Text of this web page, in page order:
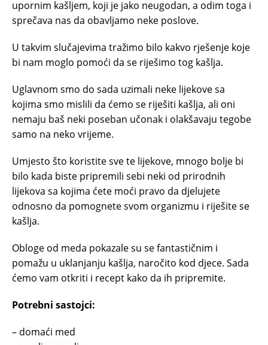
upornim kašljem, koji je jako neugodan, a odim toga i
sprečava nas da obavljamo neke poslove.
U takvim slučajevima tražimo bilo kakvo rješenje koje
bi nam moglo pomoći da se riješimo tog kašlja.
Uglavnom smo do sada uzimali neke lijekove sa
kojima smo mislili da ćemo se riješiti kašlja, ali oni
nemaju baš neki poseban učonak i olakšavaju tegobe
samo na neko vrijeme.
Umjesto što koristite sve te lijekove, mnogo bolje bi
bilo kada biste pripremili sebi neki od prirodnih
lijekova sa kojima ćete moći pravo da djelujete
odnosno da pomognete svom organizmu i riješite se
kašlja.
Obloge od meda pokazale su se fantastičnim i
pomažu u uklanjanju kašlja, naročito kod djece. Sada
ćemo vam otkriti i recept kako da ih pripremite.
Potrebni sastojci:
– domaći med